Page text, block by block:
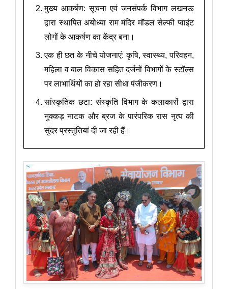
मुख्य आकर्षण: सूचना एवं जनसंपर्क विभाग लखनऊ
द्वारा स्थापित अयोध्या राम मंदिर मॉडल सेल्फी प्वाइंट
लोगों के आकर्षण का केंद्र बना।
एक ही छत के नीचे योजनाएं: कृषि, स्वास्थ्य, परिवहन,
महिला व बाल विकास सहित दर्जनों विभागों के स्टॉल्स
पर लाभार्थियों का हो रहा सीधा पंजीकरण।
सांस्कृतिक छटा: संस्कृति विभाग के कलाकारों द्वारा
नुक्कड़ नाटक और ब्रज के पारंपरिक रास नृत्य की
सुंदर प्रस्तुतियां दी जा रही हैं।